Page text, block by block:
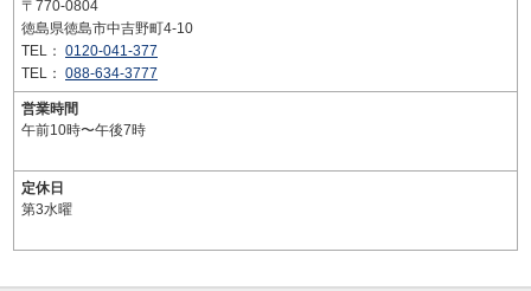
〒770-0804
徳島県徳島市中吉野町4-10
TEL： 0120-041-377
TEL： 088-634-3777
営業時間
午前10時〜午後7時
定休日
第3水曜